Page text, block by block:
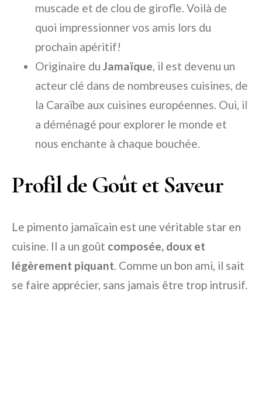
muscade et de clou de girofle. Voilà de
quoi impressionner vos amis lors du
prochain apéritif!
Originaire du Jamaïque, il est devenu un
acteur clé dans de nombreuses cuisines, de
la Caraïbe aux cuisines européennes. Oui, il
a déménagé pour explorer le monde et
nous enchante à chaque bouchée.
Profil de Goût et Saveur
Le pimento jamaïcain est une véritable star en
cuisine. Il a un goût composée, doux et
légèrement piquant. Comme un bon ami, il sait
se faire apprécier, sans jamais être trop intrusif.